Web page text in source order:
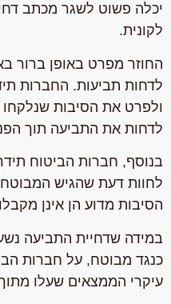
יכלה פשוט לשגר מכתב
לקונית.
החוזר מפרט באופן ברור
לדחות תביעות. החברות
ולפרט את הסיבות
לדחות את התביעה תוך
בנוסף, חברות הביטוח
לחוות דעת שהגיש
הסיבות מדוע הן אינן
במידה שדחיית התביעה
כנגד מבוטח, על חברות
עיקרי הממצאים שעלו